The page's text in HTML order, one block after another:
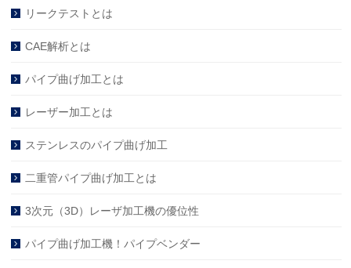
リークテストとは
CAE解析とは
パイプ曲げ加工とは
レーザー加工とは
ステンレスのパイプ曲げ加工
二重管パイプ曲げ加工とは
3次元（3D）レーザ加工機の優位性
パイプ曲げ加工機！パイプベンダー